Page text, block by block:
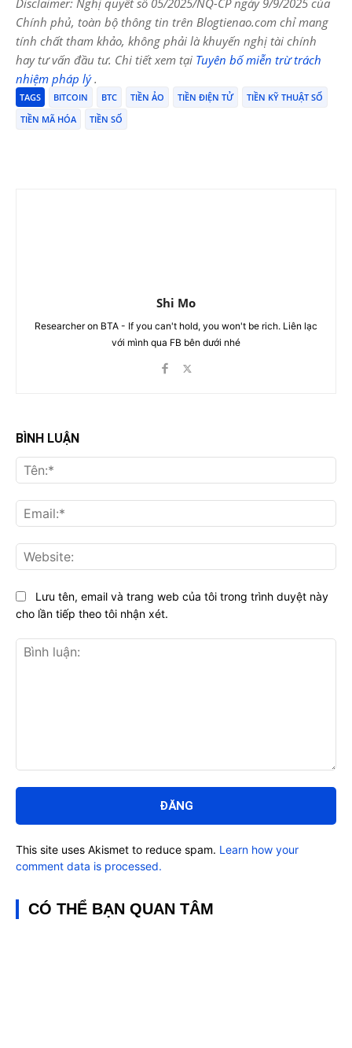
Disclaimer: Nghị quyết số 05/2025/NQ-CP ngày 9/9/2025 của
Chính phủ, toàn bộ thông tin trên Blogtienao.com chỉ mang
tính chất tham khảo, không phải là khuyến nghị tài chính
hay tư vấn đầu tư. Chi tiết xem tại Tuyên bố miễn trừ trách
nhiệm pháp lý.
TAGS BITCOIN BTC TIỀN ẢO TIỀN ĐIỆN TỬ
TIỀN KỸ THUẬT SỐ
TIỀN MÃ HÓA
TIỀN SỐ
Shi Mo
Researcher on BTA - If you can't hold, you won't be rich. Liên lạc
với mình qua FB bên dưới nhé
BÌNH LUẬN
luận:
Lưu tên, email và trang web của tôi trong trình duyệt này
cho lần tiếp theo tôi nhận xét.
This site uses Akismet to reduce spam. Learn how your
comment data is processed.
CÓ THỂ BẠN QUAN TÂM